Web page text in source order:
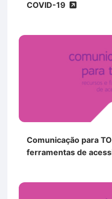
COVID-19
Comunicação para
ferramentas de